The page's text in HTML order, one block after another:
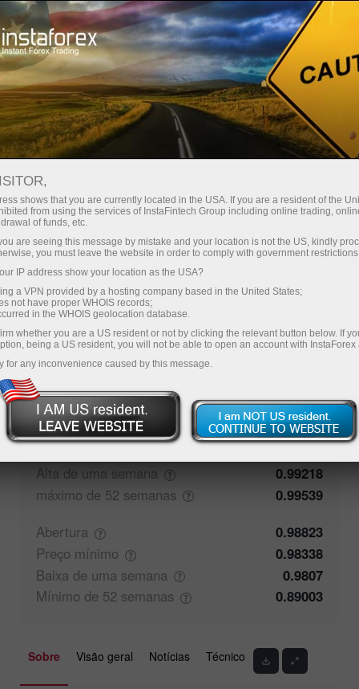
Para Traders
Condições de negociação
AUDCAD
0.98469 (%) 07 Aug 2026 15:32
COMPRAR
0.98469
0.98389
Comentário dos Traders
Fechamento
0.98822
Alta de uma semana
0.99218
máximo de 52 semanas
0.99539
Abertura
0.98823
Preço mínimo
0.98338
Baixa de uma semana
0.9807
Mínimo de 52 semanas 0.89003
Sobre Visão geral Notícias Técnico
shows that you are currently located in the USA. If you are a resident of the
from using the services of InstaFintech Group including online trading,
of funds, etc.
are seeing this message by mistake and your location is not the US, kindly
you must leave the website in order to comply with government
IP address show your location as the USA?
a VPN provided by a hosting company based in the United States;
not have proper WHOIS records;
in the WHOIS geolocation database.
whether you are a US resident or not by clicking the relevant button below. If
being a US resident, you will not be able to open an account with InstaForex
for any inconvenience caused by this message.